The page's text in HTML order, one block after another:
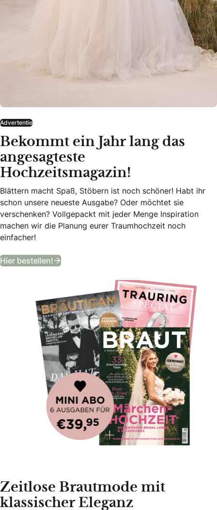
Advertentie
Bekommt ein Jahr lang das
angesagteste
Hochzeitsmagazin!
Blättern macht Spaß, Stöbern ist noch schöner! Habt ihr
schon unsere neueste Ausgabe? Oder möchtet sie
verschenken? Vollgepackt mit jeder Menge Inspiration
machen wir die Planung eurer Traumhochzeit noch
einfacher!
Hier bestellen! Bekommt ein Jahr lang das
Zeitlose Brautmode mit
klassischer Eleganz